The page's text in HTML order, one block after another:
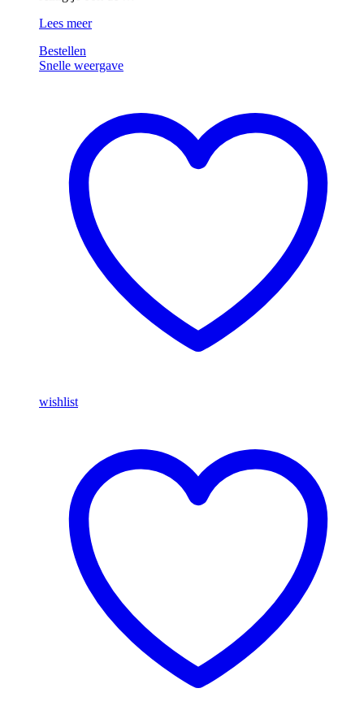
Clean
Optima
CA-
Lees meer
Bestellen
Snelle weergave
wishlist